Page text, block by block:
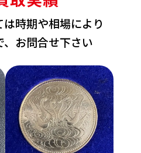
時期や相場により
お問合せ下さい